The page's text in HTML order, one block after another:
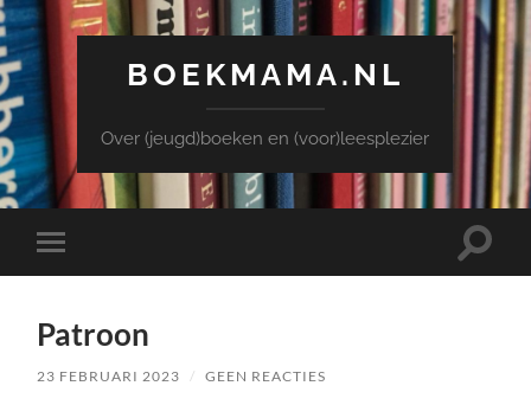
BOEKMAMA.NL
Over (jeugd)boeken en (voor)leesplezier
Toggle
mobiel
Toggle
Patroon
23 FEBRUARI 2023 / GEEN REACTIES